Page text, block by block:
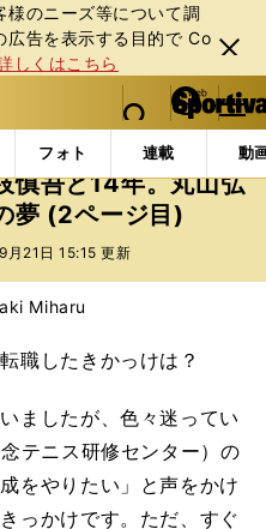
様のニーズ等について調
広告を表⽰する⽬的で Co
しくはこちら
閉じ
る
web Sportiva (webスポルティーバ)
検索
マイペ
ー
ジ
メニュ
フォト 連載 動
テニス 車いすテニス王者・
慎吾と14年。丸山弘
夢 (2ページ目)
月21日 15:15 更新
Miharu
職したきかっけは？
ましたが、色々迷ってい
テニス研修センター）の
をやりたい」と声をかけ
っかけです。ただ、すぐ